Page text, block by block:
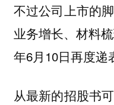
不过公司上市的
业务增长、材料
年6月10日再度递
从最新的招股书